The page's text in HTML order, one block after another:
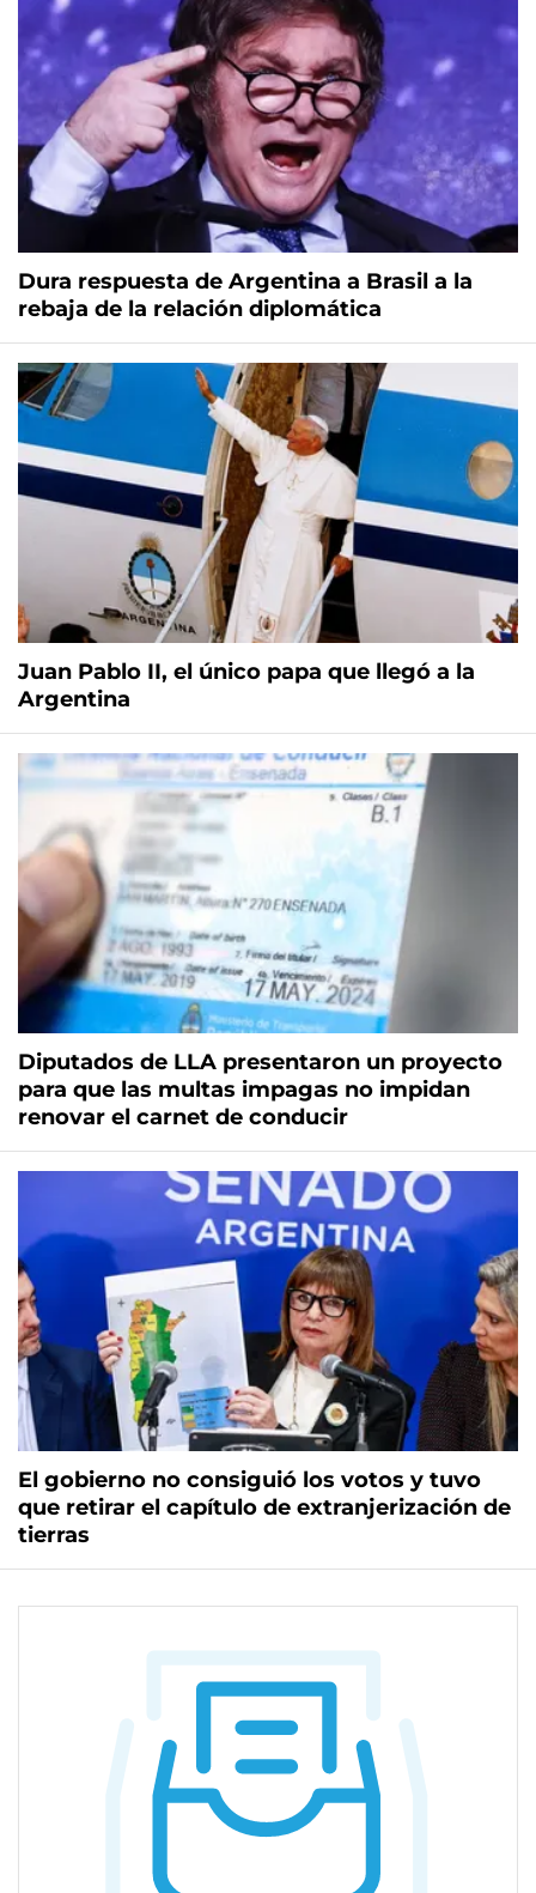
Dura respuesta de Argentina a Brasil a la
rebaja de la relación diplomática
Juan Pablo II, el único papa que llegó a la
Argentina
Diputados de LLA presentaron un proyecto
para que las multas impagas no impidan
renovar el carnet de conducir
El gobierno no consiguió los votos y tuvo
que retirar el capítulo de extranjerización de
tierras